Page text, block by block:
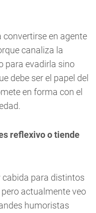
convertirse en agente
canaliza la
para evadirla sino
debe ser el papel del
en forma con el
reflexivo o tiende
cabida para distintos
actualmente veo
humoristas